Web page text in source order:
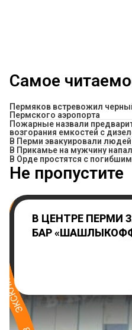
Самое
Пермяков встревожил
Пермского аэропорта
Пожарные назвали
возгорания емкостей с
В Перми эвакуировали людей
​В Прикамье на мужчину
В Орде простятся с
Не пропустите
В ЦЕНТРЕ ПЕРМИ
БАР